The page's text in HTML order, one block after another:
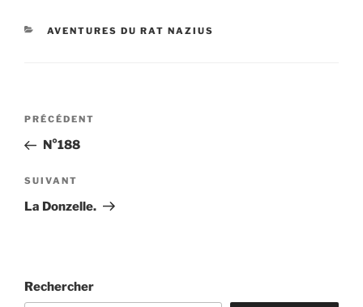
CATÉGORIES
AVENTURES DU RAT NAZIUS
Navigation
l’article
Article
précédent
PRÉCÉDENT
N°188
Article
suivant
SUIVANT
La Donzelle.
Rechercher